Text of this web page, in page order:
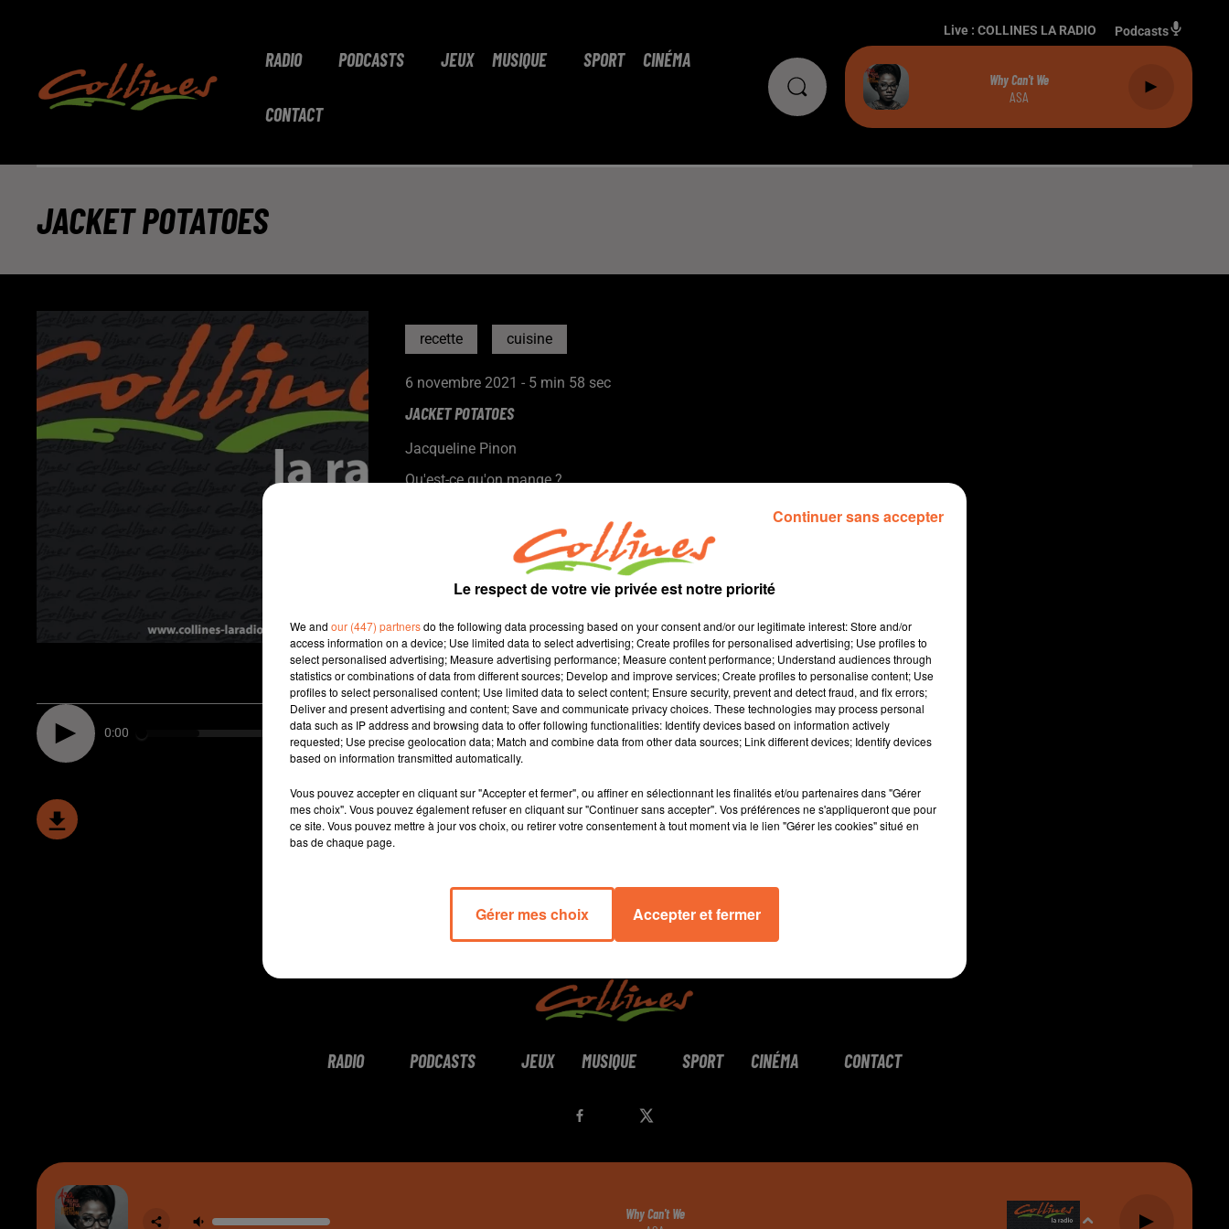
RADIO PODCASTS JEUX MUSIQUE SPORT CINÉMA
CONTACT
Live : COLLINES LA RADIO Podcasts
Why Can't We
ASA
JACKET POTATOES
recette cuisine
6 novembre 2021 - 5 min 58 sec
JACKET POTATOES
Jacqueline Pinon
Qu'est-ce qu'on mange ?
0:00 5 min 58 sec
RADIO PODCASTS JEUX MUSIQUE SPORT CINÉMA CONTACT
Why Can't We
Le respect de votre vie privée est notre priorité
We and our (447) partnersdo the following data processing based on your consent and/or our legitimate interest: Store and/or
access information on a device; Use limited data to select advertising; Create profiles for personalised advertising; Use profiles to
select personalised advertising; Measure advertising performance; Measure content performance; Understand audiences through
statistics or combinations of data from different sources; Develop and improve services; Create profiles to personalise content; Use
profiles to select personalised content; Use limited data to select content; Ensure security, prevent and detect fraud, and fix errors;
Deliver and present advertising and content; Save and communicate privacy choices. These technologies may process personal
data such as IP address and browsing data to offer following functionalities: Identify devices based on information actively
requested; Use precise geolocation data; Match and combine data from other data sources; Link different devices; Identify devices
based on information transmitted automatically.
Vous pouvez accepter en cliquant sur "Accepter et fermer", ou affiner en sélectionnant les finalités et/ou partenaires dans "Gérer
mes choix". Vous pouvez également refuser en cliquant sur "Continuer sans accepter". Vos préférences ne s'appliqueront que pour
ce site. Vous pouvez mettre à jour vos choix, ou retirer votre consentement à tout moment via le lien "Gérer les cookies" situé en
bas de chaque page.
Gérer mes choix Accepter et fermer
Continuer sans accepter